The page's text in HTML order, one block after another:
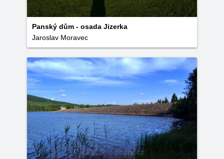
Panský dům - osada Jizerka
Jaroslav Moravec